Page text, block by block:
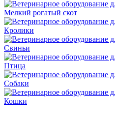
Мелкий рогатый скот
Кролики
Свиньи
Птица
Собаки
Кошки